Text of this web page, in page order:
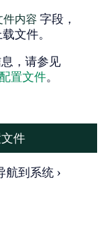
件内容 字段，
文件。
，请参见
置文件。
件
航到系统